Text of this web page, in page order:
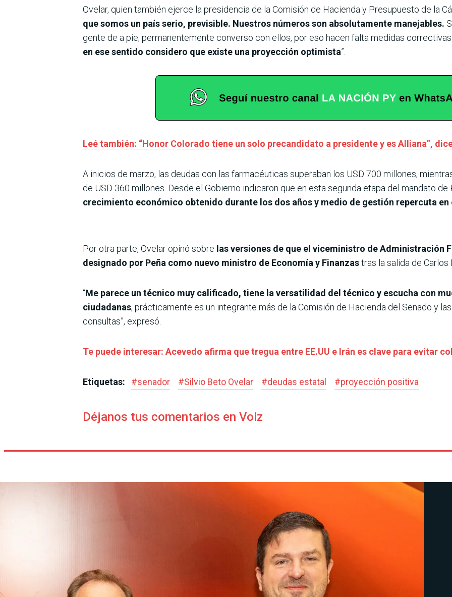
Ovelar, quien también ejerce la presidencia de la Comisión de Hacienda y Presupuesto de la
que somos un país serio, previsible. Nuestros números son absolutamente manejables.
gente de a pie; permanentemente converso con ellos, por eso hacen falta medidas
en ese sentido considero que existe una proyección optimista”.
Leé también: “Honor Colorado tiene un solo precandidato a presidente y es Alliana”,
A inicios de marzo, las deudas con las farmacéuticas superaban los USD 700 millones,
de USD 360 millones. Desde el Gobierno indicaron que en esta segunda etapa del mandato de
crecimiento económico obtenido durante los dos años y medio de gestión repercuta en
Por otra parte, Ovelar opinó sobre las versiones de que el viceministro de Administración
designado por Peña como nuevo ministro de Economía y Finanzastras la salida de Carlos
“Me parece un técnico muy calificado, tiene la versatilidad del técnico y escucha con
ciudadanas, prácticamente es un integrante más de la Comisión de Hacienda del Senado y
consultas”, expresó.
Te puede interesar: Acevedo afirma que tregua entre EE.UU e Irán es clave para evitar
Etiquetas: #senador #Silvio Beto Ovelar #deudas estatal #proyección positiva
Déjanos tus comentarios en Voiz